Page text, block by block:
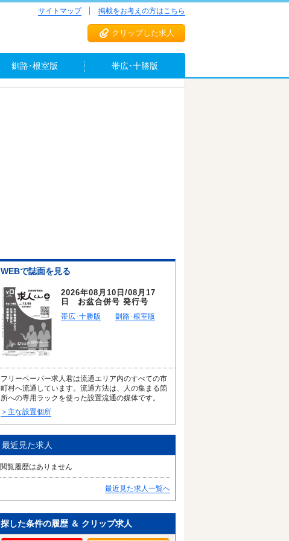
サイトマップ 掲載をお考えの方はこちら
クリップした求人
釧路･根室版 帯広･十勝版
WEBで誌面を見る
2026年08月10日/08月17
日 お盆合併号 発行号
帯広･十勝版 釧路･根室版
フリーペーパー求人君は流通エリア内のすべての市
町村へ流通しています。流通方法は、人の集まる箇
所への専用ラックを使った設置流通の媒体です。
＞主な設置個所
最近見た求人
閲覧履歴はありません
最近見た求人一覧へ
探した条件の履歴 ＆ クリップ求人